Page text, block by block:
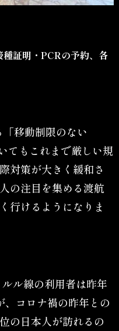
証明・PCRの予約、各
移動制限のない
てもこれまで厳しい規
対策が大きく緩和さ
の注目を集める渡航
行けるようになりま
ル線の利用者は昨年
、コロナ禍の昨年との
の日本人が訪れるの